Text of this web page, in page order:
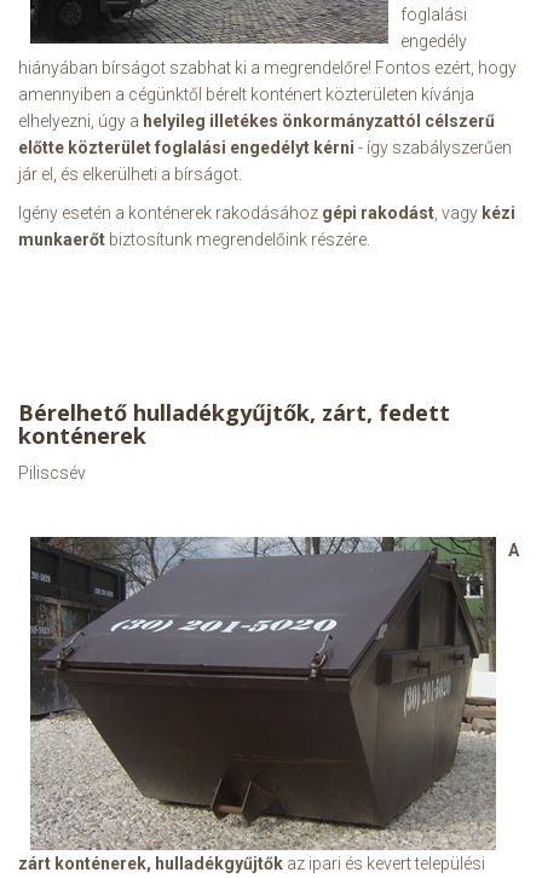
foglalási
engedély
hiányában bírságot szabhat ki a megrendelőre! Fontos ezért, hogy
amennyiben a cégünktől bérelt konténert közterületen kívánja
elhelyezni, úgy a helyileg illetékes önkormányzattól célszerű
előtte közterület foglalási engedélyt kérni - így szabályszerűen
jár el, és elkerülheti a bírságot.
Igény esetén a konténerek rakodásához gépi rakodást , vagy kézi
munkaerőt biztosítunk megrendelőink részére.
Bérelhető hulladékgyűjtők, zárt, fedett
konténerek
Piliscsév
A
zárt konténerek, hulladékgyűjtők az ipari és kevert települési